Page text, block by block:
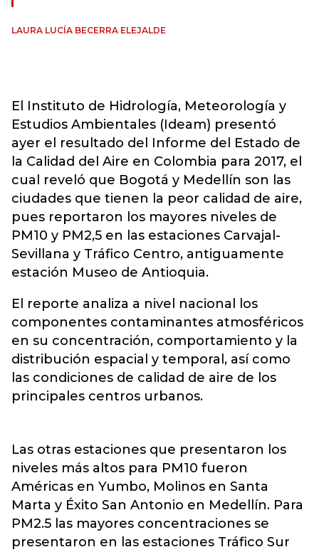
LAURA LUCÍA BECERRA ELEJALDE
El Instituto de Hidrología, Meteorología y
Estudios Ambientales (Ideam) presentó
ayer el resultado del Informe del Estado de
la Calidad del Aire en Colombia para 2017, el
cual reveló que Bogotá y Medellín son las
ciudades que tienen la peor calidad de aire,
pues reportaron los mayores niveles de
PM10 y PM2,5 en las estaciones Carvajal-
Sevillana y Tráfico Centro, antiguamente
estación Museo de Antioquia.
El reporte analiza a nivel nacional los
componentes contaminantes atmosféricos
en su concentración, comportamiento y la
distribución espacial y temporal, así como
las condiciones de calidad de aire de los
principales centros urbanos.
Las otras estaciones que presentaron los
niveles más altos para PM10 fueron
Américas en Yumbo, Molinos en Santa
Marta y Éxito San Antonio en Medellín. Para
PM2.5 las mayores concentraciones se
presentaron en las estaciones Tráfico Sur